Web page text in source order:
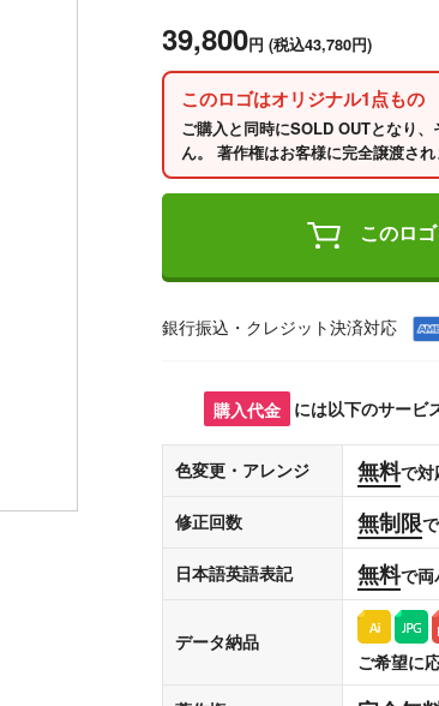
39,800円 (税込43,780円)
このロゴはオリジナル1点もの
ご購入と同時にSOLD OUTとなり
ん。 著作権はお客様に完全譲渡され
このロ
銀行振込・クレジット決済対応
購入代金 には以下のサービ
色変更・アレンジ 無料で対
修正回数 無制限
日本語英語表記 無料で両
データ納品
ご希望に